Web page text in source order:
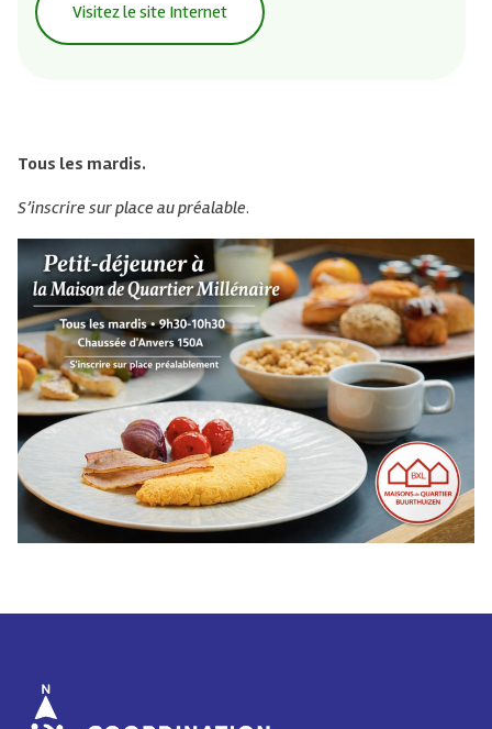
Visitez le site Internet
Tous les mardis.
S’inscrire sur place au préalable.